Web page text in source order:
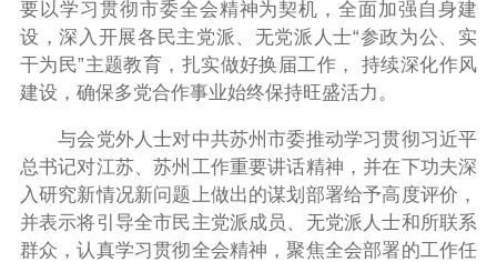
要以学习贯彻市委全会精神为契机，全面加强自身建
设，深入开展各民主党派、无党派人士“参政为公、实
干为民”主题教育，扎实做好换届工作， 持续深化作风
建设，确保多党合作事业始终保持旺盛活力。
与会党外人士对中共苏州市委推动学习贯彻习近平
总书记对江苏、苏州工作重要讲话精神，并在下功夫深
入研究新情况新问题上做出的谋划部署给予高度评价，
并表示将引导全市民主党派成员、无党派人士和所联系
群众，认真学习贯彻全会精神，聚焦全会部署的工作任